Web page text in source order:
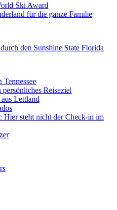
Ski Award
für die ganze Familie
den Sunshine State Florida
Reiseziel
Lettland
steht nicht der Check-in im